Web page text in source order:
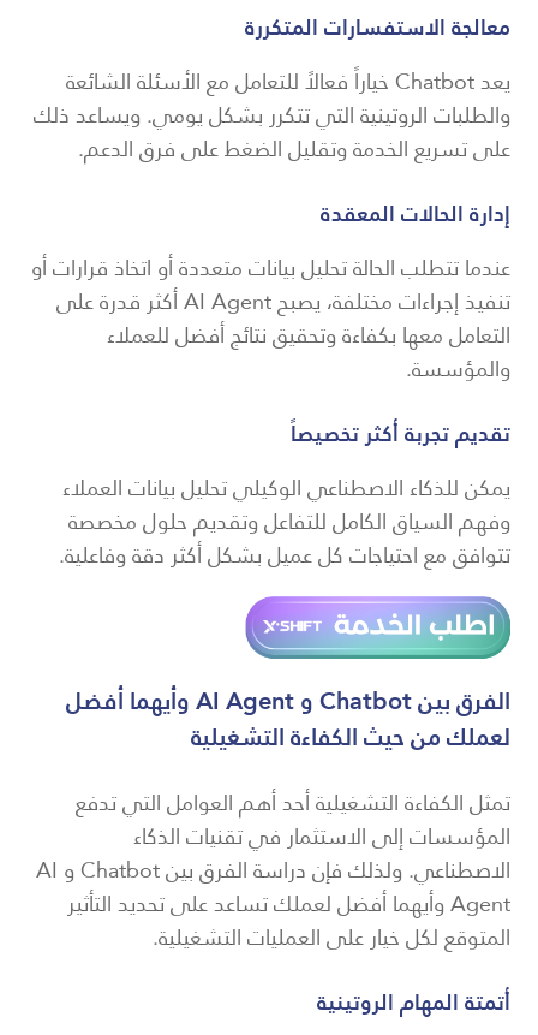
معالجة الاستفسارات المتكررة
يعد Chatbot خياراً فعالاً للتعامل مع الأسئلة الشائعة
والطلبات الروتينية التي تتكرر بشكل يومي. ويساعد ذلك
على تسريع الخدمة وتقليل الضغط على فرق الدعم.
إدارة الحالات المعقدة
عندما تتطلب الحالة تحليل بيانات متعددة أو اتخاذ قرارات أو
تنفيذ إجراءات مختلفة، يصبح AI Agent أكثر قدرة على
التعامل معها بكفاءة وتحقيق نتائج أفضل للعملاء
والمؤسسة.
تقديم تجربة أكثر تخصيصاً
يمكن للذكاء الاصطناعي الوكيلي تحليل بيانات العملاء
وفهم السياق الكامل للتفاعل وتقديم حلول مخصصة
تتوافق مع احتياجات كل عميل بشكل أكثر دقة وفاعلية.
الفرق بين Chatbot و AI Agent وأيهما أفضل
لعملك من حيث الكفاءة التشغيلية
تمثل الكفاءة التشغيلية أحد أهم العوامل التي تدفع
المؤسسات إلى الاستثمار في تقنيات الذكاء
الاصطناعي. ولذلك فإن دراسة الفرق بين Chatbot و AI
Agent وأيهما أفضل لعملك تساعد على تحديد التأثير
المتوقع لكل خيار على العمليات التشغيلية.
أتمتة المهام الروتينية